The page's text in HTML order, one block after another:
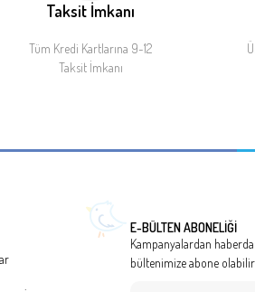
Taksit İmkanı
Tüm Kredi Kartlarına 9-12
Taksit İmkanı
E-BÜLTEN ABONELİĞİ
Kampanyalardan
bültenimize abone